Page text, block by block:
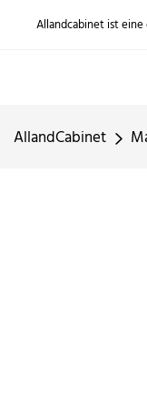
Allandcabinet ist
AllandCabinet